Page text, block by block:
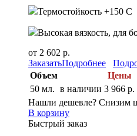
Термостойкость +150 С
Высокая вязкость, для
от 2 602 р.
ЗаказатьПодробнее
Объем
Цены
50 мл. в наличии 3 966 р.
Нашли дешевле? Снизим
В корзину
Быстрый заказ